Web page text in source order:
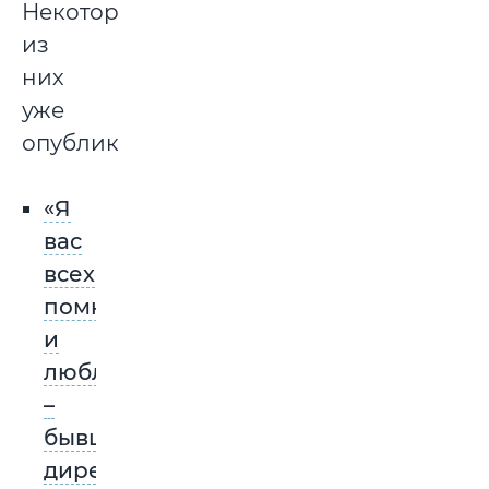
Некоторые
из
них
уже
опубликованы:
«Я
вас
всех
помню
и
люблю!»
–
бывший
директор